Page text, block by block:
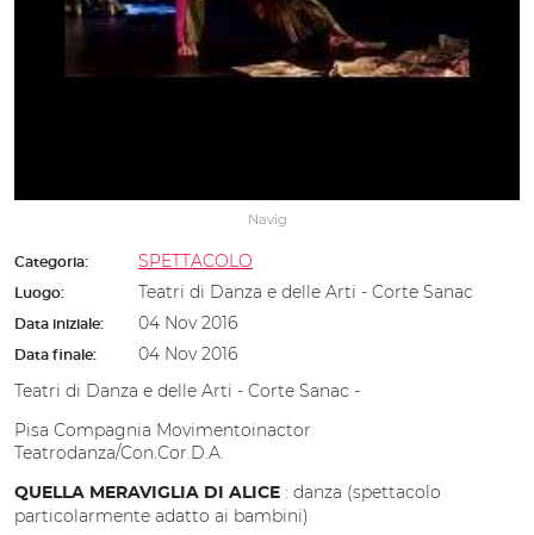
Navig
Categoria: SPETTACOLO
Luogo: Teatri di Danza e delle Arti - Corte Sanac
Data iniziale: 04 Nov 2016
Data finale:
04 Nov 2016
Teatri di Danza e delle Arti - Corte Sanac -
Pisa Compagnia Movimentoinactor
Teatrodanza/Con.Cor.D.A.
QUELLA MERAVIGLIA DI ALICE : danza (spettacolo
particolarmente adatto ai bambini)